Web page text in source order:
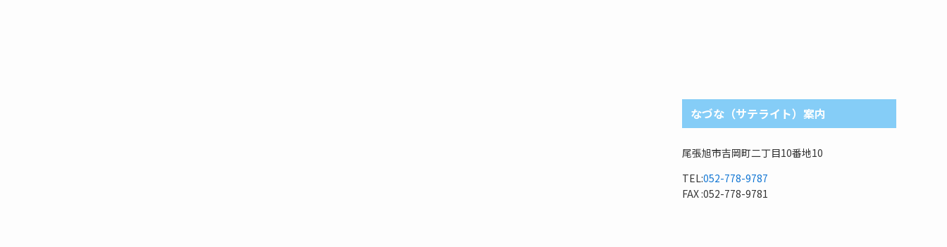
なづな（サテライト）案内
尾張旭市吉岡町二丁目10番地10
TEL:052-778-9787
FAX :052-778-9781